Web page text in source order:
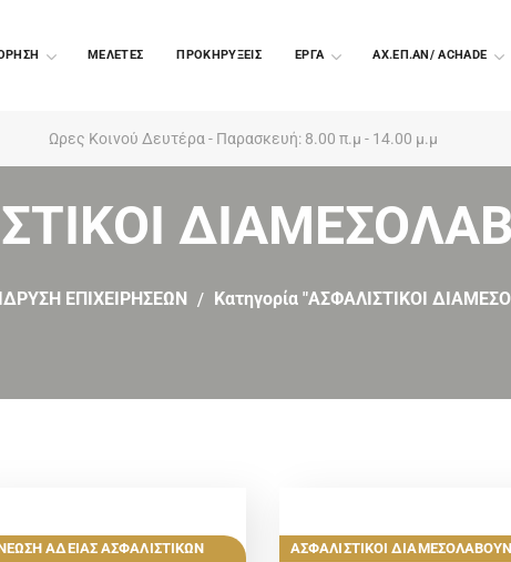
ΜΕΛΕΤΕΣ ΠΡΟΚΗΡΥΞΕΙΣ EΡΓΑ ΑΧ.ΕΠ.ΑΝ/ ACHADE
Ωρες Κοινού Δευτέρα - Παρασκευή: 8.00 π.μ - 14.00 μ.μ
ΙΔΡΥΣΗ ΕΠΙΧΕΙΡΗΣΕΩΝ Κατηγορία "ΑΣΦΑΛΙΣΤΙΚΟΙ
ΑΔΕΙΑΣ ΑΣΦΑΛΙΣΤΙΚΩΝ
ΑΣΦΑΛΙΣΤΙΚΟΙ